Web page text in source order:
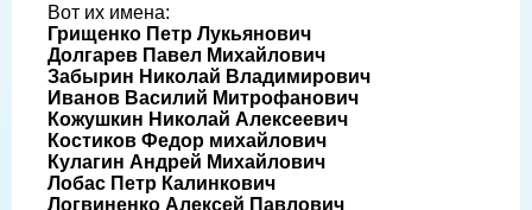
Вот их имена:
Грищенко Петр Лукьянович
Долгарев Павел Михайлович
Забырин Николай Владимирович
Иванов Василий Митрофанович
Кожушкин Николай Алексеевич
Костиков Федор михайлович
Кулагин Андрей Михайлович
Лобас Петр Калинкович
Логвиненко Алексей Павлович